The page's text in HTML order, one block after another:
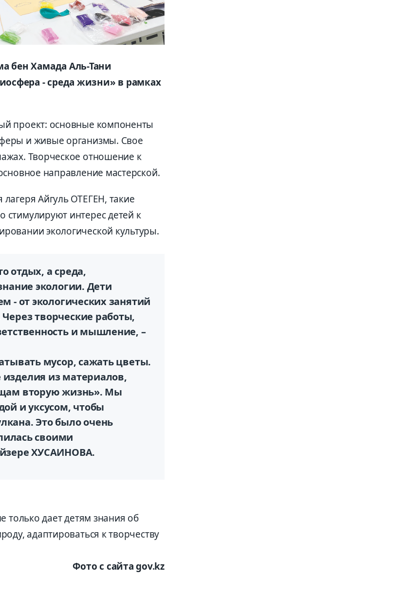
бен Хамада Аль-Тани
- среда жизни» в рамках
проект: основные компоненты
и живые организмы. Свое
Творческое отношение к
направление мастерской.
Айгуль ОТЕГЕН, такие
стимулируют интерес детей к
экологической культуры.
отдых, а среда,
экологии. Дети
- от экологических занятий
творческие работы,
и мышление, –
мусор, сажать цветы.
из материалов,
вторую жизнь». Мы
и уксусом, чтобы
Это было очень
своими
ХУСАИНОВА.
только дает детям знания об
адаптироваться к творчеству
Фото с сайта gov.kz